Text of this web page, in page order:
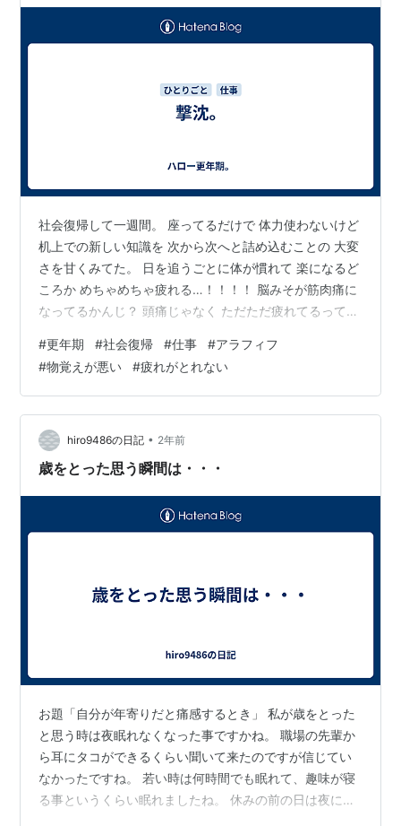
社会復帰して一週間。 座ってるだけで 体力使わないけど
机上での新しい知識を 次から次へと詰め込むことの 大変
さを甘くみてた。 日を追うごとに体が慣れて 楽になるど
ころか めちゃめちゃ疲れる…！！！！ 脳みそが筋肉痛に
なってるかんじ？ 頭痛じゃなく ただただ疲れてるって
の だったっけ？？（遠い目） 更年期の症状も 和らいで
きたし そろそろ仕事してみるか〜 と、 意欲出てきてか
ら 一念発起したものの 正直、行くのが苦痛 になってき
た（涙） 新しいことが なかなか 覚えられないし 休んで
も なかなか 疲れ取れないし なんなんだよ、もう。 は…
#更年期 #社会復帰 #仕事 #アラフィフ
#物覚えが悪い #疲れがとれない
hiro9486の日記 • 2年前
歳をとった思う瞬間は・・・
お題「自分が年寄りだと痛感するとき」 私が歳をとった
と思う時は夜眠れなくなった事ですかね。 職場の先輩か
ら耳にタコができるくらい聞いて来たのですが信じてい
なかったですね。 若い時は何時間でも眠れて、趣味が寝
る事というくらい眠れましたね。 休みの前の日は夜に寝